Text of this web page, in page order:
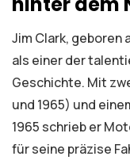
Jim Clark, geboren
als einer der
Geschichte. Mit
und 1965) und
1965 schrieb er
für seine präzise